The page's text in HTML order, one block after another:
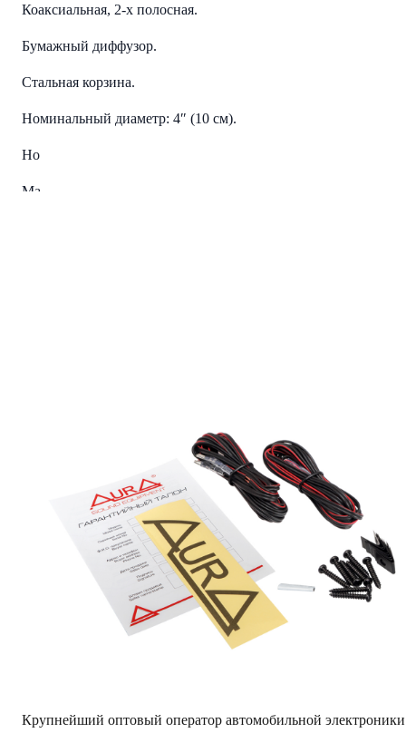
Коаксиальная, 2-х полосная.
Бумажный диффузор.
Стальная корзина.
Номинальный диаметр: 4″ (10 см).
Номинальная мощность: 41 Вт
Максимальная мощность: 91 Вт
0.9
4" (10 см)
Тип акустикиКоаксиальная
Сопротивление4 Ом
Количество полос
2
Защитные сетки (гриль)Да
Крупнейший оптовый оператор автомобильной электроники